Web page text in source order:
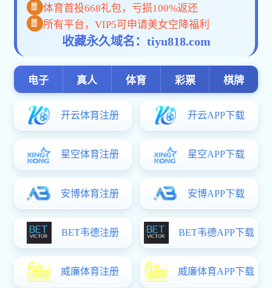
《 面料创意设计》着重介绍服装材料的基础性能、面料
再造的技法及与服饰风格的一体化应用，提升学生的创意思
维能力及设计实践能力。充分梳理对面料创意设计对于服装
与服饰设计具有重要影响的理论的同时，以当下可持续设计
趋势和创意服装设计需求为核心，围绕面料创意设计为途径
展开设计挖掘和实践。